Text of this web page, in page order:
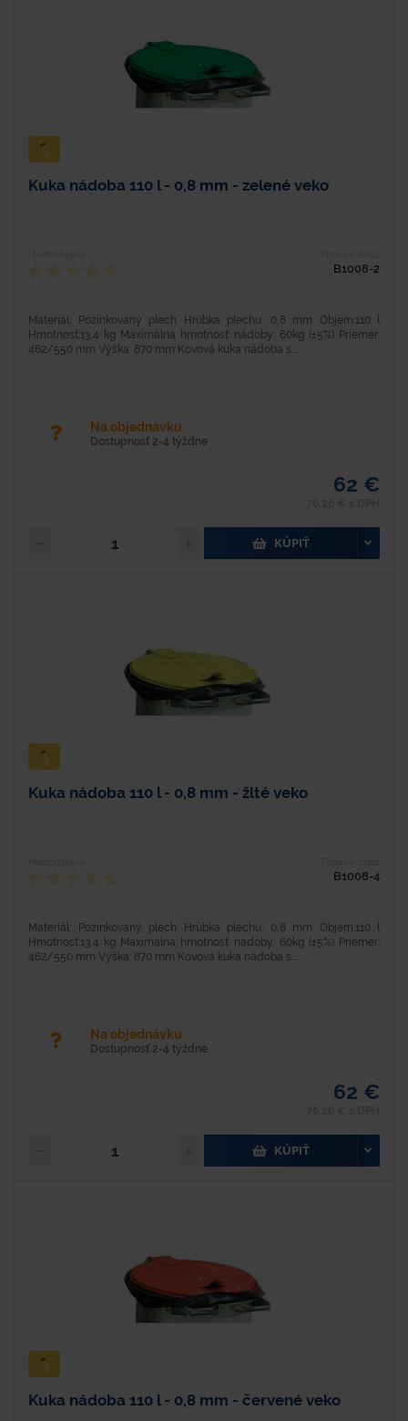
Kuka nádoba 110 l - 0,8 mm - zelené veko
B1008-2
Materiál: Pozinkovaný plech Hrúbka plechu: 0,8 mm Objem:110 l
Hmotnosť:13,4 kg Maximálna hmotnosť nádoby: 60kg (±5%) Priemer:
462/550 mm Výška: 870 mm Kovová kuka nádoba s...
Na objednávku
Dostupnosť 2-4 týždne
62 €
KÚPIŤ
Kuka nádoba 110 l - 0,8 mm - žlté veko
B1008-4
Materiál: Pozinkovaný plech Hrúbka plechu: 0,8 mm Objem:110 l
Hmotnosť:13,4 kg Maximálna hmotnosť nádoby: 60kg (±5%) Priemer:
462/550 mm Výška: 870 mm Kovová kuka nádoba s...
Na objednávku
Dostupnosť 2-4 týždne
62 €
KÚPIŤ
Kuka nádoba 110 l - 0,8 mm - červené veko